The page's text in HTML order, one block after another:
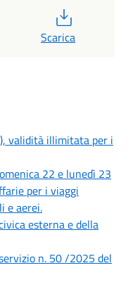
Scarica
validità illimitata per i
22 e lunedì 23
per i viaggi
e aerei.
esterna e della
n. 50 /2025 del